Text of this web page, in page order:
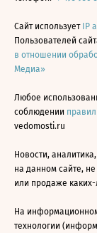
Сайт использует IP
Пользователей
в отношении
Медиа»
Любое
соблюдении
vedomosti.ru
Новости,
на данном сайте,
или продаже
На
технологии